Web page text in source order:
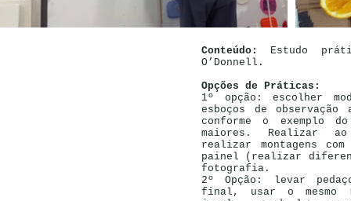
Conteúdo: Estudo
O’Donnell.
Opções de Práticas:
1º opção: escolher
esboços de
conforme o exemplo
maiores. Realizar ao
realizar montagens
painel (realizar
fotografia.
2º Opção: levar
final, usar o mesmo